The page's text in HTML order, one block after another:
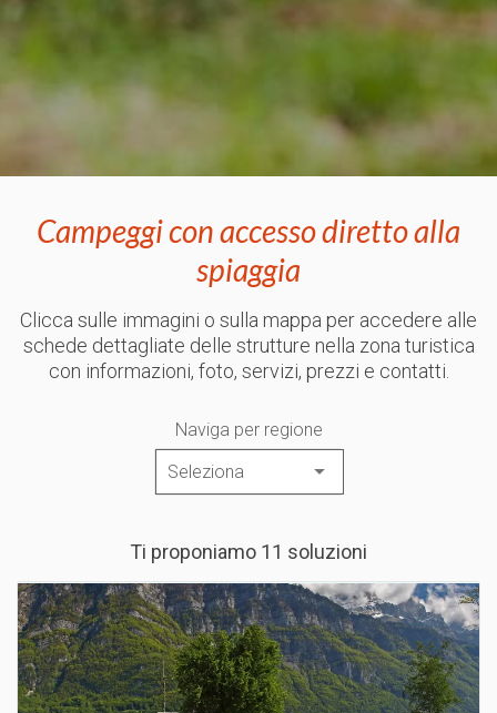
Campeggi con accesso diretto alla
spiaggia
Clicca sulle immagini o sulla mappa per accedere alle
schede dettagliate delle strutture nella zona turistica
con informazioni, foto, servizi, prezzi e contatti.
Naviga per regione
Ti proponiamo 11 soluzioni